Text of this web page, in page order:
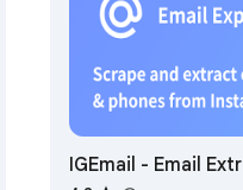
IGEmail - Email